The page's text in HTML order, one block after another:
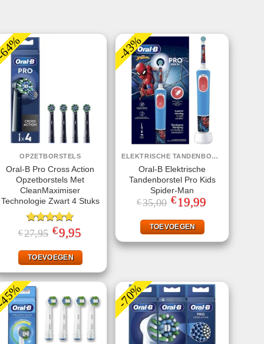
OPZETBORSTELS
Oral-B Pro Cross Action
Opzetborstels Met
CleanMaximiser
Technologie Zwart 4 Stuks
Gewaardeerd
4.75 uit 5
€27,95 Oorspronkelijke
prijs
€27,95.
€9,95prijs
€9,95.
TOEVOEGEN
-43%
ELEKTRISCHE TANDENBORSTELS
Oral-B Elektrische
Tandenborstel Pro Kids
Spider-Man
€35,00 Oorspronkelijke
prijs
€35,00.
€ 19,99Huidige
TOEVOEGEN
-70%